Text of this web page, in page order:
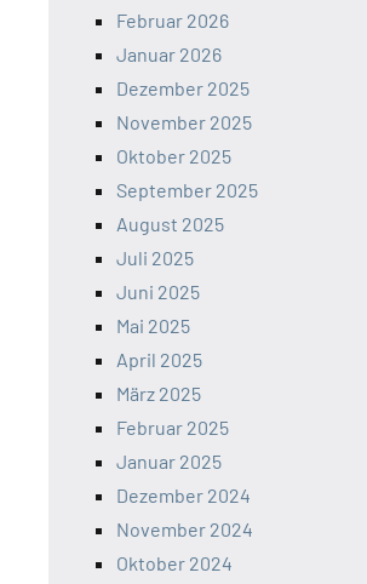
Februar 2026
Januar 2026
Dezember 2025
November 2025
Oktober 2025
September 2025
August 2025
Juli 2025
Juni 2025
Mai 2025
April 2025
März 2025
Februar 2025
Januar 2025
Dezember 2024
November 2024
Oktober 2024